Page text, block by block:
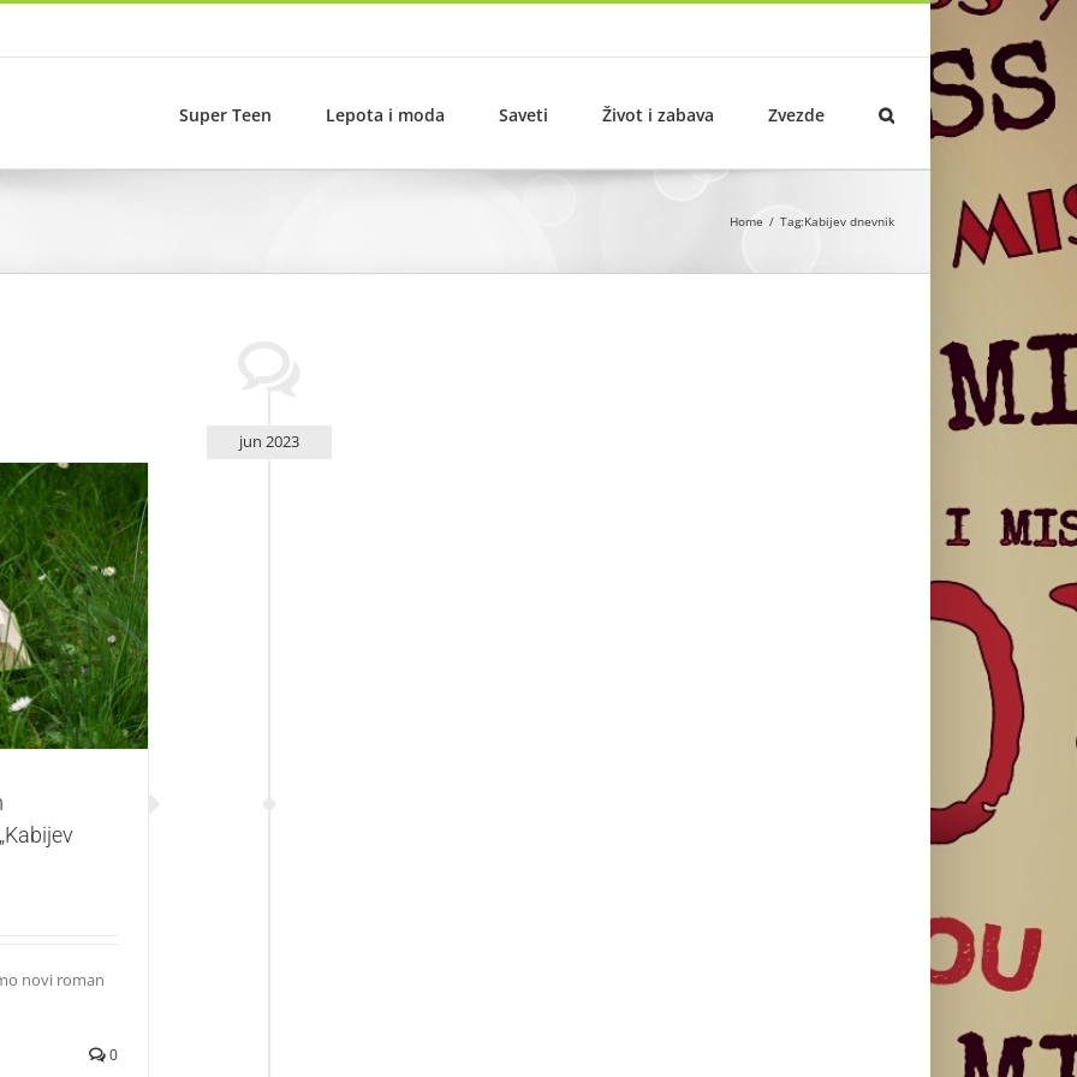
Super Teen Lepota i moda Saveti Život i zabava Zvezde
Home Tag:Kabijev dnevnik
jun 2023
i poklanjaju
novi roman
0